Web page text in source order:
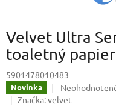
Velvet Ultra
toaletný
5901478010483
Novinka
Priemerné
hodnotenie
Značka:velvet